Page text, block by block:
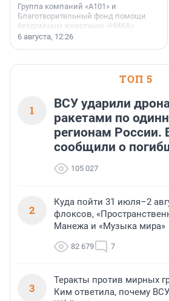
Группа компаний «А101» и
Благотворительный фонд помощи
бездомным животным «НИКА»
заключили соглашение о
6 августа, 12:26
ТОП 5
1
ВСУ ударили
ракетами по
регионам России.
сообщили о
105 027
2
Куда пойти 31 июля–2
флоксов,
Манежа и «Музыка мира»
82 679 7
3
Теракты против мирных
Ким ответила, почему